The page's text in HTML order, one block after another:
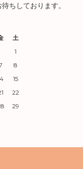
ちしております。
土
1
8
15
22
29